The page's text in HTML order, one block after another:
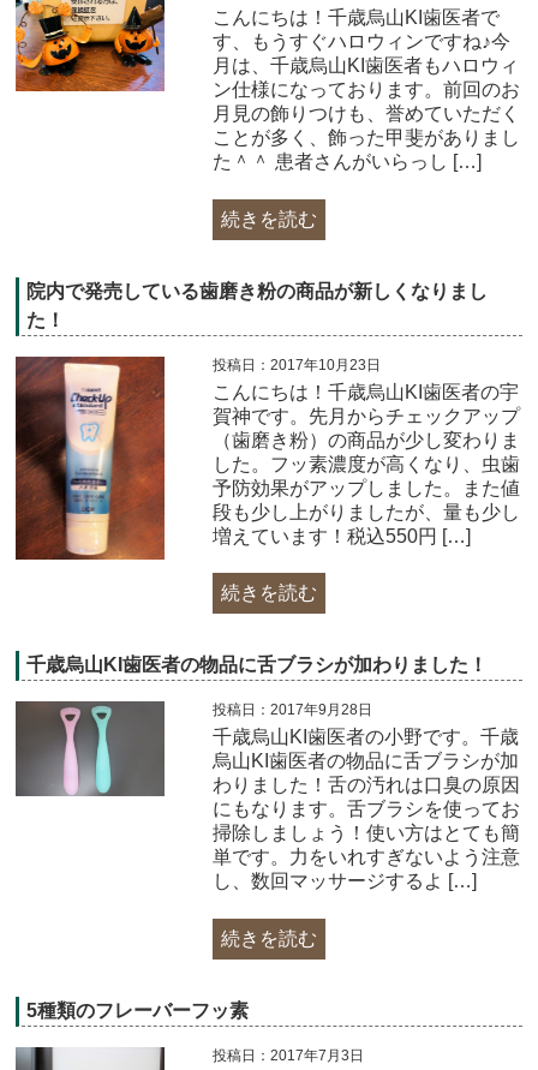
こんにちは！千歳烏山KI歯医者で
す、もうすぐハロウィンですね♪今
月は、千歳烏山KI歯医者もハロウィ
ン仕様になっております。前回のお
月見の飾りつけも、誉めていただく
ことが多く、飾った甲斐がありまし
た＾＾ 患者さんがいらっし […]
続きを読む
院内で発売している歯磨き粉の商品が新しくなりまし
た！
投稿日：2017年10月23日
こんにちは！千歳烏山KI歯医者の宇
賀神です。先月からチェックアップ
（歯磨き粉）の商品が少し変わりま
した。フッ素濃度が高くなり、虫歯
予防効果がアップしました。また値
段も少し上がりましたが、量も少し
増えています！税込550円 […]
続きを読む
千歳烏山KI歯医者の物品に舌ブラシが加わりました！
投稿日：2017年9月28日
千歳烏山KI歯医者の小野です。千歳
烏山KI歯医者の物品に舌ブラシが加
わりました！舌の汚れは口臭の原因
にもなります。舌ブラシを使ってお
掃除しましょう！使い方はとても簡
単です。力をいれすぎないよう注意
し、数回マッサージするよ […]
続きを読む
5種類のフレーバーフッ素
投稿日：2017年7月3日